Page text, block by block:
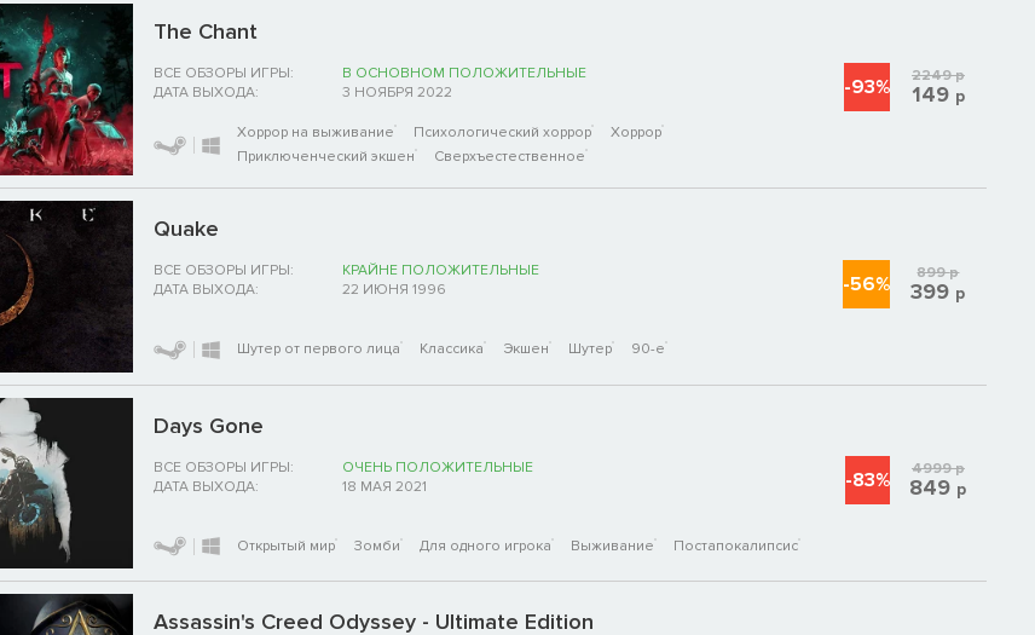
The Chant
ВСЕ ОБЗОРЫ ИГРЫ:
В ОСНОВНОМ ПОЛОЖИТЕЛЬНЫЕ
ДАТА ВЫХОДА:
3 НОЯБРЯ 2022
Хоррор на выживание Психологический хоррор
Хоррор
Приключенческий экшен
Сверхъестественное
-93% 2249р
149 р
Quake
ВСЕ ОБЗОРЫ ИГРЫ:
КРАЙНЕ ПОЛОЖИТЕЛЬНЫЕ
ДАТА ВЫХОДА:
22 ИЮНЯ 1996
Шутер от первого лица Классика Экшен Шутер 90-е
-56% 899р
399 р
Days Gone
ВСЕ ОБЗОРЫ ИГРЫ:
ОЧЕНЬ ПОЛОЖИТЕЛЬНЫЕ
ДАТА ВЫХОДА:
18 МАЯ 2021
Открытый мир Зомби Для одного игрока Выживание Постапокалипсис
-83% 4999р
849 р
Assassin's Creed Odyssey - Ultimate Edition